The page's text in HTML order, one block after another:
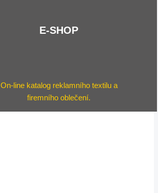
E-SHOP
On-line katalog reklamního textilu a
firemního oblečení.